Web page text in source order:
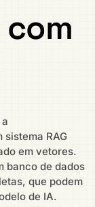
com
RAG
em vetores.
banco de dados
que podem
de IA.